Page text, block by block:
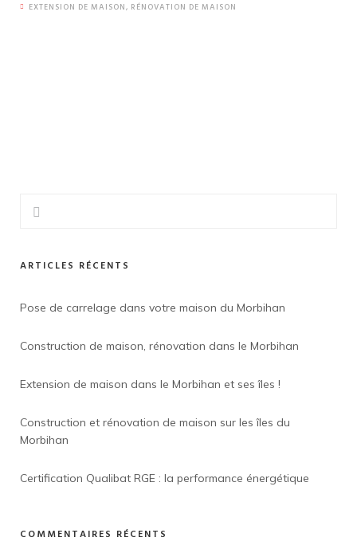
EXTENSION DE MAISON, RÉNOVATION DE MAISON
ARTICLES RÉCENTS
Pose de carrelage dans votre maison du Morbihan
Construction de maison, rénovation dans le Morbihan
Extension de maison dans le Morbihan et ses îles !
Construction et rénovation de maison sur les îles du
Morbihan
Certification Qualibat RGE : la performance énergétique
COMMENTAIRES RÉCENTS